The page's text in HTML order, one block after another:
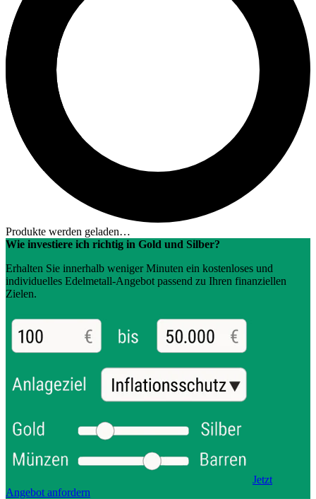
Produkte werden geladen…
Wie investiere ich richtig in Gold und Silber?
Erhalten Sie innerhalb weniger Minuten ein kostenloses und
individuelles Edelmetall-Angebot passend zu Ihren finanziellen
Zielen.
Jetzt
Angebot anfordern